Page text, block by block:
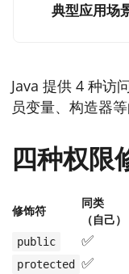
典型应用场
Java 提供 4 种访
员变量、构造器等
四种权限
修饰符
同类
（自己）
public ✅
protected ✅